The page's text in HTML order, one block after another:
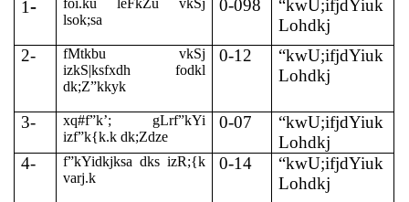
1-
lsok;sa
0-098
“kwU;ifjdYiuk
Lohdkj
2-
fMtkbu vkSj
izkS|ksfxdh fodkl
dk;Z”kkyk
0-12
“kwU;ifjdYiuk
Lohdkj
3-
xq#f”k’; gLrf”kYi
izf”k{k.k dk;Zdze
0-07
“kwU;ifjdYiuk
Lohdkj
4-
f”kYidkjksa dks izR;{k
varj.k
0-14
“kwU;ifjdYiuk
Lohdkj